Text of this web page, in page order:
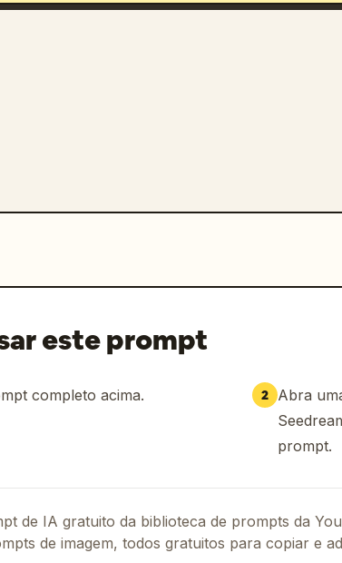
este prompt
completo acima. 2 Abra
prompt.
de IA gratuito da biblioteca de prompts da
de imagem, todos gratuitos para copiar e